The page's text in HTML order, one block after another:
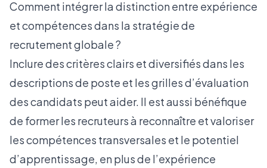
Comment intégrer la distinction entre expérience
et compétences dans la stratégie de
recrutement globale ?
Inclure des critères clairs et diversifiés dans les
descriptions de poste et les grilles d’évaluation
des candidats peut aider. Il est aussi bénéfique
de former les recruteurs à reconnaître et valoriser
les compétences transversales et le potentiel
d’apprentissage, en plus de l’expérience